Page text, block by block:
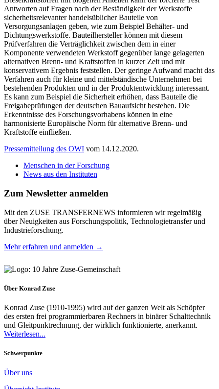
Antworten auf Fragen nach der Beständigkeit der Werkstoffe
sicherheitsrelevanter handelsüblicher Bauteile von
Versorgungsanlagen geben, wie zum Beispiel Behälter- und
Dichtungswerkstoffe. Bauteilhersteller können mit diesem
Prüfverfahren die Verträglichkeit zwischen dem in einer
Komponente verwendeten Werkstoff gegenüber lange gelagerten
alternativen Brenn- und Kraftstoffen in kurzer Zeit und mit
konservativem Ergebnis feststellen. Der geringe Aufwand macht das
Verfahren auch für kleine und mittelständische Unternehmen bei
bestehenden Produkten und in der Produktentwicklung interessant.
Es kann zum Beispiel die Sicherheit erhöhen, dass Bauteile die
Freigabeprüfungen der deutschen Bauaufsicht bestehen. Die
Erkenntnisse des Forschungsvorhabens können in eine
harmonisierte Europäische Norm für alternative Brenn- und
Kraftstoffe einfließen.
Pressemitteilung des OWI vom 14.12.2020.
Menschen in der Forschung
News aus den Instituten
Zum Newsletter anmelden
Mit den ZUSE TRANSFERNEWS informieren wir regelmäßig
über Neuigkeiten aus Forschungspolitik, Technologietransfer und
Industrieforschung.
Mehr erfahren und anmelden →
Über Konrad Zuse
Konrad Zuse (1910-1995) wird auf der ganzen Welt als Schöpfer
des ersten frei programmierbaren Rechners in binärer Schalttechnik
und Gleitpunktrechnung, der wirklich funktionierte, anerkannt.
Weiterlesen...
Schwerpunkte
Über uns